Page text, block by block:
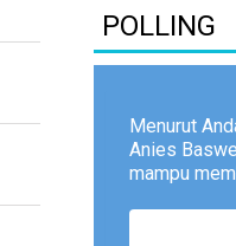
POLLING
Menurut
Anies
mampu